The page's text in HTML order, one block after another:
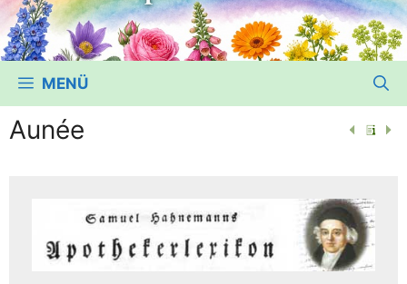
MENÜ
Aunée